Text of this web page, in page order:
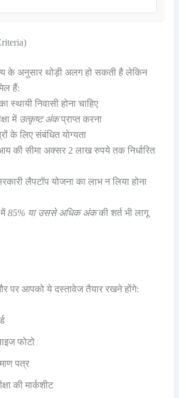
के अनुसार थोड़ी अलग हो सकती है लेकिन
हैं:
निवासी होना चाहिए
में उत्कृष्ट अंकप्राप्त करना
के लिए संबंधित योग्यता
आय की सीमा अक्सर 2 लाख रुपये तक निर्धारित
लैपटॉप योजना का लाभ न लिया होना
85% या उससे अधिक अंककी शर्त भी लागू
पर आपको ये दस्तावेज तैयार रखने होंगे:
फोटो
पत्र
की मार्कशीट